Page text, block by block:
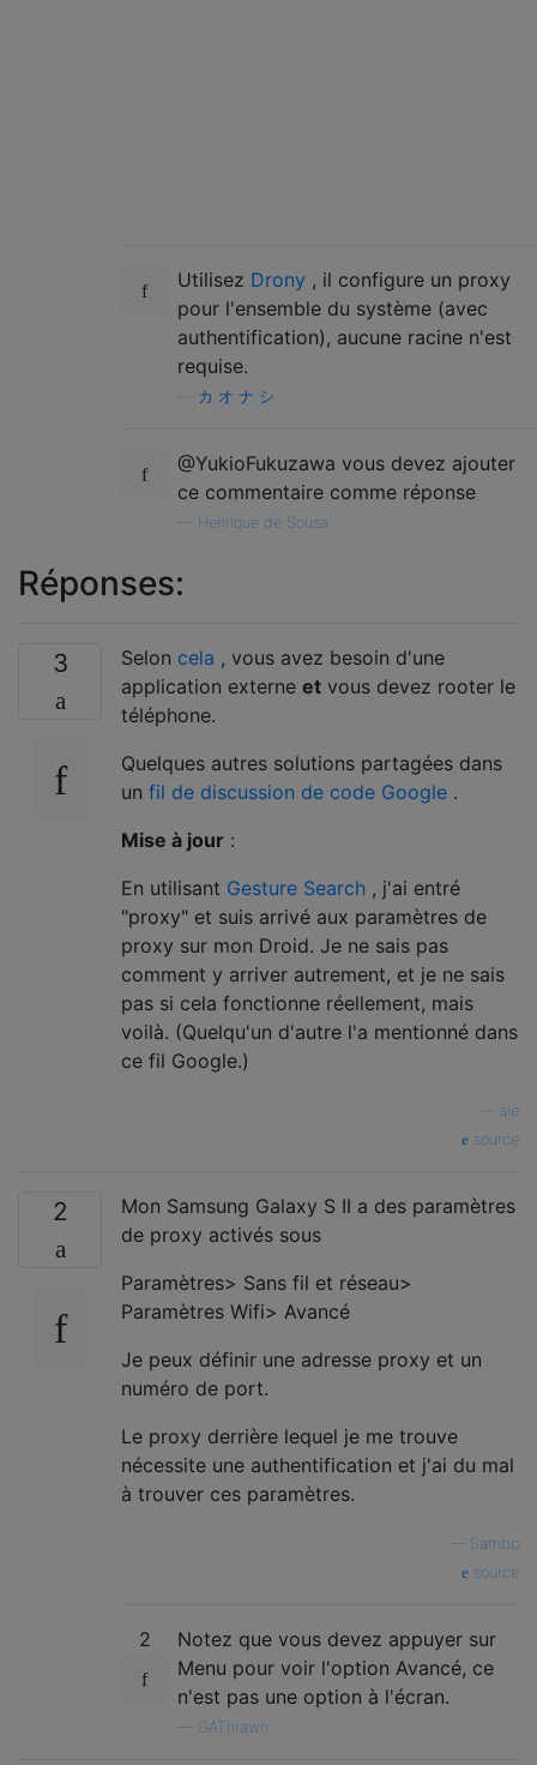
Utilisez Drony , il configure un proxy
pour l'ensemble du système (avec
authentification), aucune racine n'est
requise.
カ オ ナ シ
@YukioFukuzawa vous devez ajouter
ce commentaire comme réponse
Henrique de Sousa
Réponses:
3 Selon cela , vous avez besoin d'une
application externe et vous devez rooter le
téléphone.
Quelques autres solutions partagées dans
un fil de discussion de code Google .
Mise à jour :
En utilisant Gesture Search , j'ai entré
"proxy" et suis arrivé aux paramètres de
proxy sur mon Droid. Je ne sais pas
comment y arriver autrement, et je ne sais
pas si cela fonctionne réellement, mais
voilà. (Quelqu'un d'autre l'a mentionné dans
ce fil Google.)
ale
source
2
Mon Samsung Galaxy S II a des paramètres
de proxy activés sous
Paramètres> Sans fil et réseau>
Paramètres Wifi> Avancé
Je peux définir une adresse proxy et un
numéro de port.
Le proxy derrière lequel je me trouve
nécessite une authentification et j'ai du mal
à trouver ces paramètres.
Sambo
source
2
Notez que vous devez appuyer sur
Menu pour voir l'option Avancé, ce
n'est pas une option à l'écran.
GAThrawn